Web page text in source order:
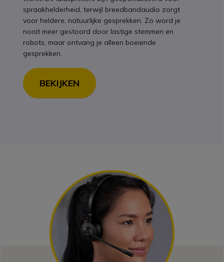
spraakhelderheid, terwijl breedbandaudio zorgt
voor heldere, natuurlijke gesprekken. Zo word je
nooit meer gestoord door lastige stemmen en
robots, maar ontvang je alleen boeiende
gesprekken.
BEKIJKEN
Image